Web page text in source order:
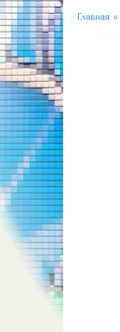
Главная »